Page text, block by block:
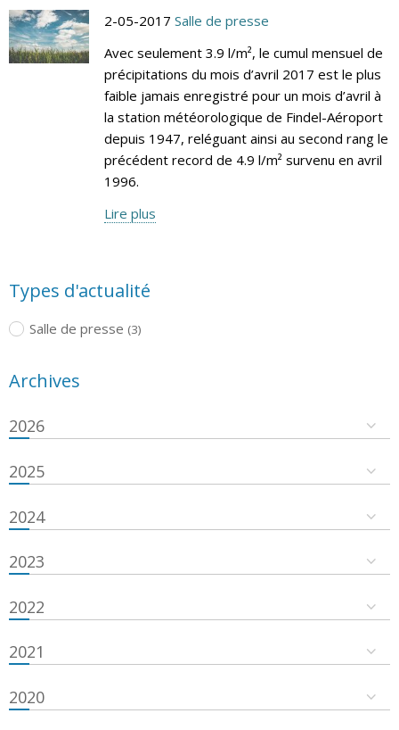
2-05-2017 Salle de presse
Avec seulement 3.9 l/m², le cumul mensuel de
précipitations du mois d’avril 2017 est le plus
faible jamais enregistré pour un mois d’avril à
la station météorologique de Findel-Aéroport
depuis 1947, reléguant ainsi au second rang le
précédent record de 4.9 l/m² survenu en avril
1996.
Lire plus
Types d'actualité
Salle de presse (3)
Archives
2026
2025
2024
2023
2022
2021
2020